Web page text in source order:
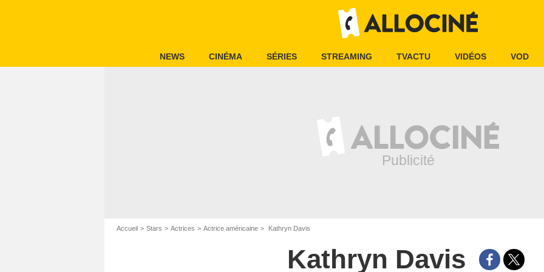
NEWS CINÉMA SÉRIES STREAMING TVACTU VIDÉOS VOD
Accueil Stars Actrices Actrice américaine Kathryn Davis
Kathryn Davis